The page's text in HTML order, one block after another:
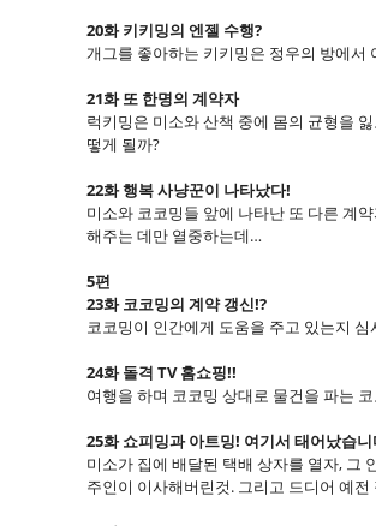
20화 키키밍의 엔젤 수행?
개그를 좋아하는 키키밍은 정우의 방에서
21화 또 한명의 계약자
럭키밍은 미소와 산책 중에 몸의 균형을
떻게 될까?
22화 행복 사냥꾼이 나타났다!
미소와 코코밍들 앞에 나타난 또 다른 계
해주는 데만 열중하는데…
5편
23화 코코밍의 계약 갱신!?
코코밍이 인간에게 도움을 주고 있는지
24화 돌격 TV 홈쇼핑!!
여행을 하며 코코밍 상대로 물건을 파는
25화 쇼피밍과 아트밍! 여기서 태어났습니
미소가 집에 배달된 택배 상자를 열자, 그
주인이 이사해버린것. 그리고 드디어 예